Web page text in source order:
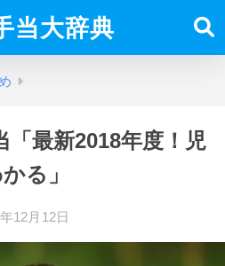
当大辞典
「最新2018年度！児
る」
12月12日